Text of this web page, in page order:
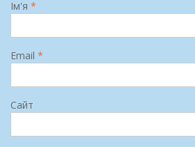
Ім'я *
Email *
Сайт